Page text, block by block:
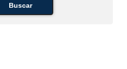
Buscar